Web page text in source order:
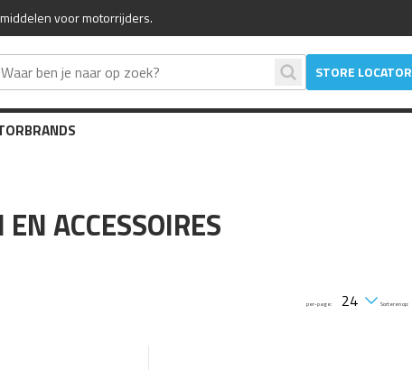
voor motorrijders.
STORE LOCATOR
BRANDS
ACCESSOIRES
per-page: Sorteren op: